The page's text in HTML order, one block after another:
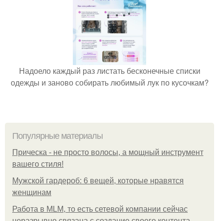
Надоело каждый раз листать бесконечные списки
одежды и заново собирать любимый лук по кусочкам?
Популярные материалы
Прическа - не просто волосы, а мощный инструмент
вашего стиля!
Мужской гардероб: 6 вещей, которые нравятся
женщинам
Работа в MLM, то есть сетевой компании сейчас